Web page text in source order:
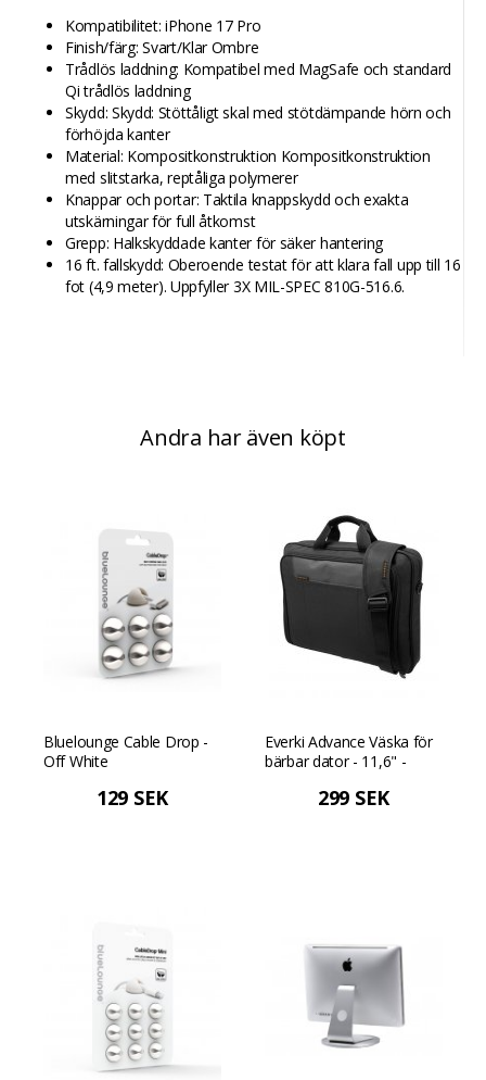
Kompatibilitet: iPhone 17 Pro
Finish/färg: Svart/Klar Ombre
Trådlös laddning: Kompatibel med MagSafe och standard
Qi trådlös laddning
Skydd: Skydd: Stöttåligt skal med stötdämpande hörn och
förhöjda kanter
Material: Kompositkonstruktion Kompositkonstruktion
med slitstarka, reptåliga polymerer
Knappar och portar: Taktila knappskydd och exakta
utskärningar för full åtkomst
Grepp: Halkskyddade kanter för säker hantering
16 ft. fallskydd: Oberoende testat för att klara fall upp till 16
fot (4,9 meter). Uppfyller 3X MIL-SPEC 810G-516.6.
Andra har även köpt
Bluelounge Cable Drop -
Off White
129 SEK
Everki Advance Väska för
bärbar dator - 11,6" -
299 SEK